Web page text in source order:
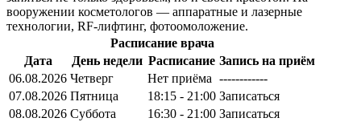
вооружении косметологов — аппаратные и лазерные
технологии, RF-лифтинг, фотоомоложение.
Расписание врача
Дата
День недели Расписание Запись на приём
06.08.2026 Четверг Нет приёма ------------
07.08.2026 Пятница 18:15 - 21:00 Записаться
08.08.2026 Суббота 16:30 - 21:00 Записаться